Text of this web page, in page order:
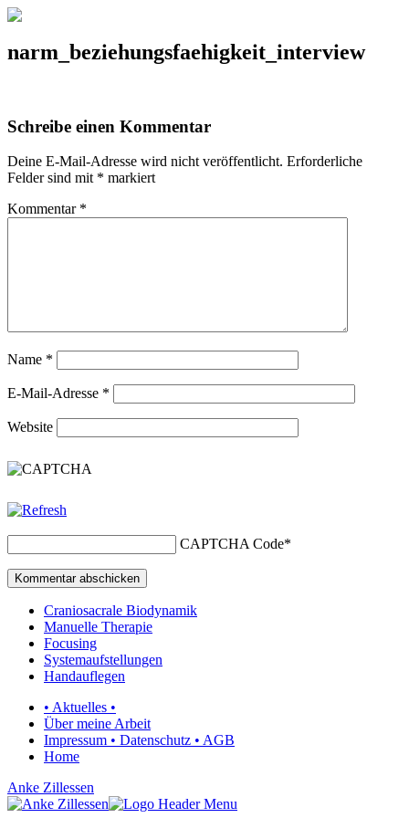
narm_beziehungsfaehigkeit_interview
Schreibe einen Kommentar
Deine E-Mail-Adresse wird nicht veröffentlicht. Erforderliche
Felder sind mit * markiert
Kommentar *
Name *
E-Mail-Adresse *
Website
CAPTCHA Code*
Craniosacrale Biodynamik
Manuelle Therapie
Focusing
Systemaufstellungen
Handauflegen
• Aktuelles •
Über meine Arbeit
Impressum • Datenschutz • AGB
Home
Anke Zillessen